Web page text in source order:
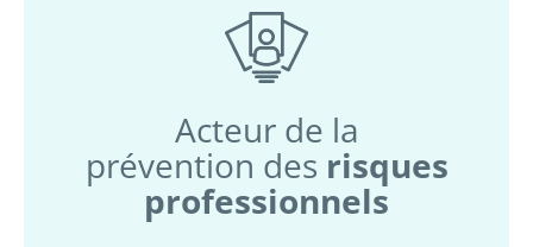
Acteur de la
prévention des risques
professionnels